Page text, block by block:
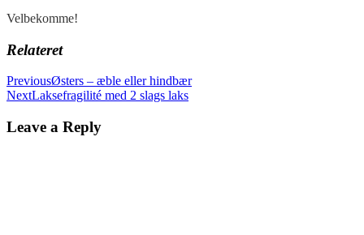
Velbekomme!
Relateret
PreviousØsters – æble eller hindbær
NextLaksefragilité med 2 slags laks
Leave a Reply